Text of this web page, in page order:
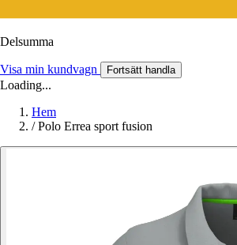
Delsumma
Visa min kundvagn Fortsätt handla
Loading...
Hem
/ Polo Errea sport fusion